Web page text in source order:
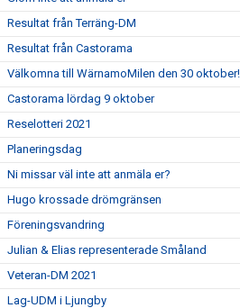
Resultat från Terräng-DM
Resultat från Castorama
Välkomna till WärnamoMilen den 30 oktober!
Castorama lördag 9 oktober
Reselotteri 2021
Planeringsdag
Ni missar väl inte att anmäla er?
Hugo krossade drömgränsen
Föreningsvandring
Julian & Elias representerade Småland
Veteran-DM 2021
Lag-UDM i Ljungby